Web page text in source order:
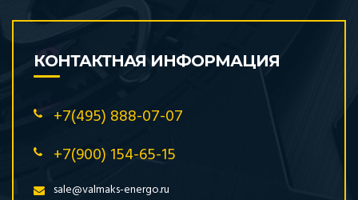
КОНТАКТНАЯ ИНФОРМАЦИЯ
+7(495) 888-07-07
+7(900) 154-65-15
sale@valmaks-energo.ru